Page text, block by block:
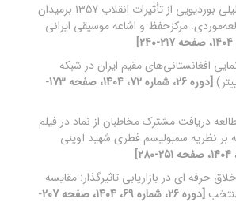
تحلیلی بوردیویی از تأثیرات انقلاب 1357 برمیدان
مرکزحفظ‌ و ‌اشاعه موسیقی ایرانی
افغانستانی‌های مقیم ایران در شبکه
[دوره 26، شماره 72، 1404، صفحه 173-
دریافت مشترک مخاطبان از نماد در فیلم
بر نظریه سمبولیسم فطری شهید آوینی
حرفه ای در بازاریابی تاثیرگذار: مقایسه
[دوره 26، شماره 69، 1404، صفحه 207-